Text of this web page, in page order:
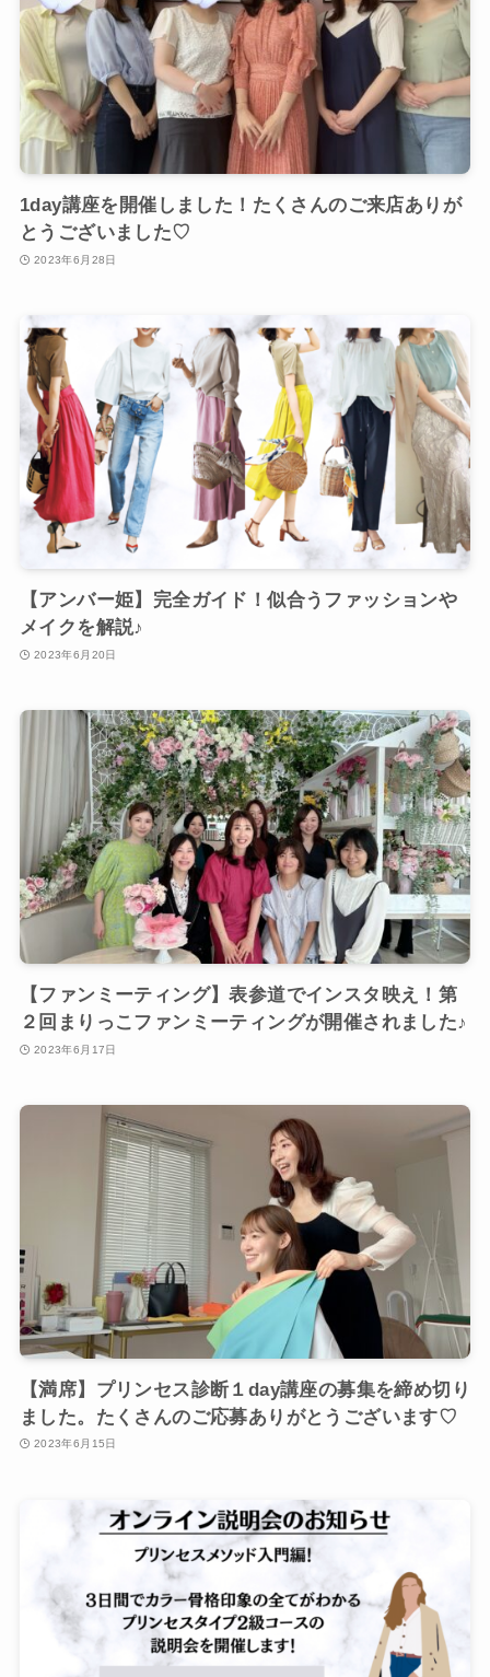
1day講座を開催しました！たくさんのご来店ありが
とうございました♡
2023年6月28日
【アンバー姫】完全ガイド！似合うファッションや
メイクを解説♪
2023年6月20日
【ファンミーティング】表参道でインスタ映え！第
２回まりっこファンミーティングが開催されました♪
2023年6月17日
【満席】プリンセス診断１day講座の募集を締め切り
ました。たくさんのご応募ありがとうございます♡
2023年6月15日